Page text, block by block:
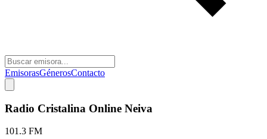
EmisorasGénerosContacto
Radio Cristalina Online Neiva
101.3 FM